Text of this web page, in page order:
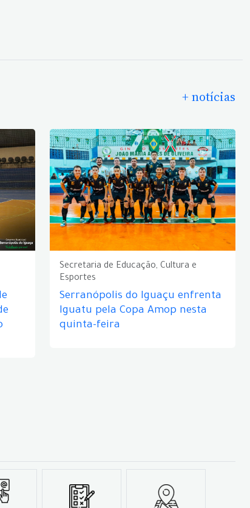
+ notícias
Secretaria de Educação, Cultura e
Esportes
Serranópolis do Iguaçu enfrenta
Iguatu pela Copa Amop nesta
quinta-feira